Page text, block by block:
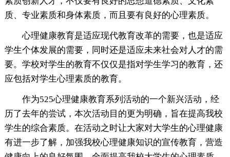
质、专业素质和身体素质，而且要有良好的心理素质。
心理健康教育是适应现代教育改革的需要，也是适应
学生个体发展的需要，同时还是适应未来社会对人才的需
要。学校对学生的教育不仅仅是指对学生学习的教育，还
应包括对学生心理素质的教育。
作为525心理健康教育系列活动的一个新兴活动，经
历了去年的尝试，本次活动目的更为明确，旨在提高我校
学生的综合素质。在活动之时让大家对大学生的心理健康
有进一步了解，加强我校心理健康知识的宣传教育，营造